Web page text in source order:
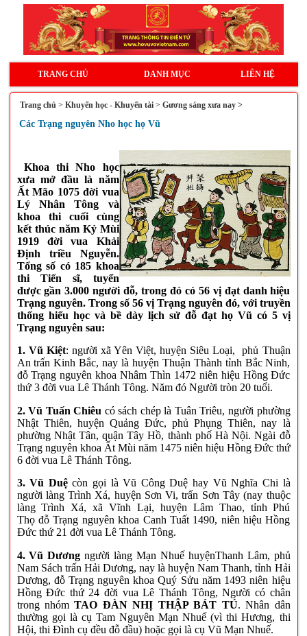
TRANG CHỦ DANH MỤC LIÊN HỆ
Trang chủ > Khuyến học - Khuyến tài> Gương sáng xưa nay >
Các Trạng nguyên Nho học họ Vũ
Khoa thi Nho học
xưa mở đầu là năm
Ất Mão 1075 đời vua
Lý Nhân Tông và
khoa thi cuối cùng
kết thúc năm Kỷ Mùi
1919 đời vua Khải
Định triều Nguyễn.
Tổng số có 185 khoa
thi Tiến sĩ, tuyển
được gần 3.000 người đỗ, trong đó có 56 vị đạt danh hiệu
Trạng nguyên. Trong số 56 vị Trạng nguyên đó, với truyền
thống hiếu học và bề dày lịch sử đỗ đạt họ Vũ có 5 vị
Trạng nguyên sau:
1. Vũ Kiệt: người xã Yên Việt, huyện Siêu Loại, phủ Thuận
An trấn Kinh Bắc, nay là huyện Thuận Thành tỉnh Bắc Ninh,
đỗ Trạng nguyên khoa Nhâm Thìn 1472 niên hiệu Hồng Đức
thứ 3 đời vua Lê Thánh Tông. Năm đó Người tròn 20 tuổi.
2. Vũ Tuấn Chiêu có sách chép là Tuân Triêu, người phường
Nhật Thiên, huyện Quảng Đức, phủ Phụng Thiên, nay là
phường Nhật Tân, quận Tây Hồ, thành phố Hà Nội. Ngài đỗ
Trạng nguyên khoa Ất Mùi năm 1475 niên hiệu Hồng Đức thứ
6 đời vua Lê Thánh Tông.
3. Vũ Duệcòn gọi là Vũ Công Duệ hay Vũ Nghĩa Chi là
người làng Trình Xá, huyện Sơn Vi, trấn Sơn Tây (nay thuộc
làng Trình Xá, xã Vĩnh Lại, huyện Lâm Thao, tỉnh Phú
Thọđỗ Trạng nguyên khoa Canh Tuất 1490, niên hiệu Hồng
Đức thứ 21 đời vua Lê Thánh Tông.
4. Vũ Dương người làng Mạn Nhuế huyệnThanh Lâm, phủ
Nam Sách trấn Hải Dương, nay là huyện Nam Thanh, tỉnh Hải
Dương, đỗ Trạng nguyên khoa Quý Sửu năm 1493 niên hiệu
Hồng Đức thứ 24 đời vua Lê Thánh Tông, Người có chân
trong nhómTAO ĐÀN NHỊ THẬP BÁT TÚ. Nhân dân
thường gọi là cụ Tam Nguyên Mạn Nhuế (vì thi Hương, thi
Hội, thi Đình cụ đều đỗ đầu) hoặc gọi là cụ Vũ Mạn Nhuế.